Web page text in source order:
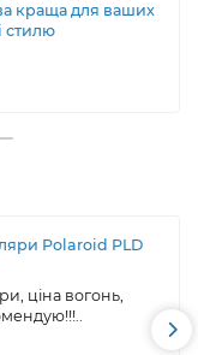
краща для ваших
стилю
Polaroid PLD
ціна вогонь,